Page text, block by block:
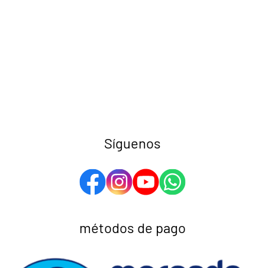
Síguenos
métodos de pago